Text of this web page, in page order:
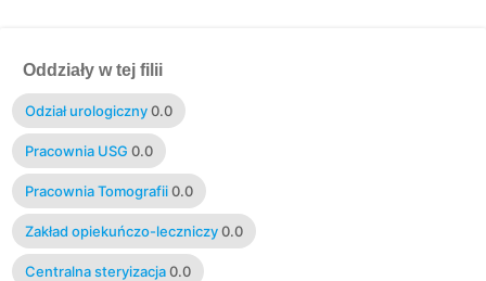
Oddziały w tej filii
Odział urologiczny 0.0
Pracownia USG 0.0
Pracownia Tomografii 0.0
Zakład opiekuńczo-leczniczy 0.0
Centralna steryizacja 0.0